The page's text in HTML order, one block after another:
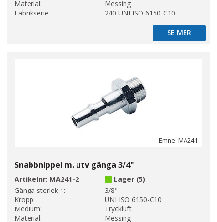
Material:
Messing
Fabrikserie:
240 UNI ISO 6150-C10
SE MER
SE MER
Emne: MA241
Snabbnippel m. utv gänga 3/4"
Artikelnr: MA241-2
Lager (5)
Gänga storlek 1:
3/8"
Kropp:
UNI ISO 6150-C10
Medium:
Tryckluft
Material:
Messing